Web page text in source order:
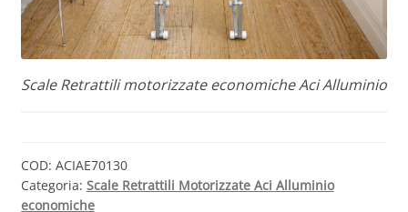
Scale Retrattili motorizzate economiche Aci Alluminio
COD: ACIAE70130
Categoria: Scale Retrattili Motorizzate Aci Alluminio
economiche